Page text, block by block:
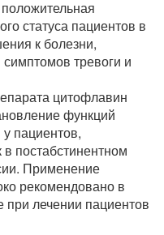
статуса пациентов в
к болезни,
тревоги и
цитофлавин
функций
пациентов,
постабстинентном
Применение
рекомендовано в
при лечении пациентов